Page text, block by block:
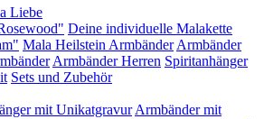
Liebe
Deine individuelle Malakette
Mala Heilstein Armbänder Armbänder
Armbänder Herren Spiritanhänger
Sets und Zubehör
mit Unikatgravur Armbänder mit